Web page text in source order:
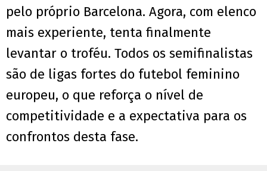
pelo próprio Barcelona. Agora, com elenco
mais experiente, tenta finalmente
levantar o troféu. Todos os semifinalistas
são de ligas fortes do futebol feminino
europeu, o que reforça o nível de
competitividade e a expectativa para os
confrontos desta fase.